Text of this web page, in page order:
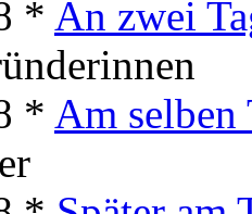
* An zwei
* Am selben